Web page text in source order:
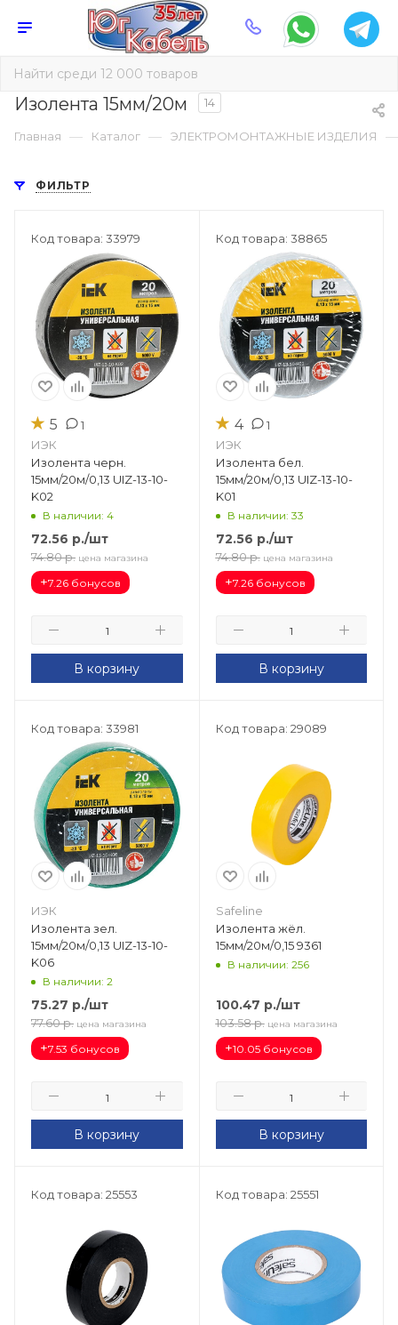
Изолента 15мм/20м 14
Главная — Каталог — ЭЛЕКТРОМОНТАЖНЫЕ ИЗДЕЛИЯ —
ФИЛЬТР
Код товара: 33979
★ 5 1
ИЭК
Изолента черн.
15мм/20м/0,13 UIZ-13-10-
K02
В наличии: 4
72.56 р./шт
74.80 р. цена магазина
+7.26 бонусов
В корзину
Код товара: 38865
★ 4 1
ИЭК
Изолента бел.
15мм/20м/0,13 UIZ-13-10-
K01
В наличии: 33
72.56 р./шт
74.80 р. цена магазина
+7.26 бонусов
В корзину
Код товара: 33981
ИЭК
Изолента зел.
15мм/20м/0,13 UIZ-13-10-
K06
В наличии: 2
75.27 р./шт
77.60 р. цена магазина
+7.53 бонусов
В корзину
Код товара: 29089
Safeline
Изолента жёл.
15мм/20м/0,15 9361
В наличии: 256
100.47 р./шт
103.58 р. цена магазина
+10.05 бонусов
В корзину
Код товара: 25553 Код товара: 25551